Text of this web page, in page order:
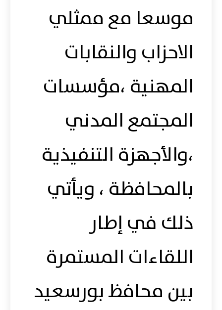
موسعا مع ممثلي
الاحزاب والنقابات
المهنية ،مؤسسات
المجتمع المدني
،والأجهزة التنفيذية
بالمحافظة ، ويأتي
ذلك في إطار
اللقاءات المستمرة
بين محافظ بورسعيد